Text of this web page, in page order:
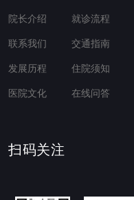
院长介绍
联系我们
发展历程
医院文化
就诊流程
交通指南
住院须知
在线问答
扫码关注